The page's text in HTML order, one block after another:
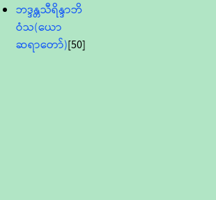
ဘဒ္ဒန္တသီရိန္ဒာဘိ
ဝံသ(ယော
ဆရာတော်)[50]